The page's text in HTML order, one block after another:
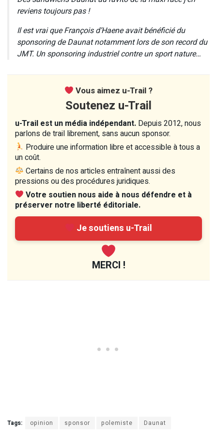
reviens toujours pas !
Il est vrai que François d’Haene avait bénéficié du
sponsoring de Daunat notamment lors de son record du
JMT. Un sponsoring industriel contre un sport nature…
Vous aimez u-Trail ?
Soutenez u-Trail
u-Trail est un média indépendant. Depuis 2012, nous
parlons de trail librement, sans aucun sponsor.
Produire une information libre et accessible à tous a
un coût.
Certains de nos articles entraînent aussi des
pressions ou des procédures juridiques.
Votre soutien nous aide à nous défendre et à
préserver notre liberté éditoriale.
Je soutiens u-Trail
MERCI !
Tags: opinion sponsor polemiste Daunat